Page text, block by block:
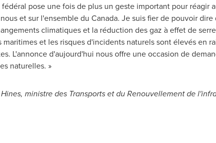
pose une fois de plus un geste important pour réagir
et sur l'ensemble du Canada. Je suis fier de pouvoir
climatiques et la réduction des gaz à effet de
maritimes et les risques d'incidents naturels sont élevés en
L'annonce d'aujourd'hui nous offre une occasion de
naturelles. »
, ministre des Transports et du Renouvellement de